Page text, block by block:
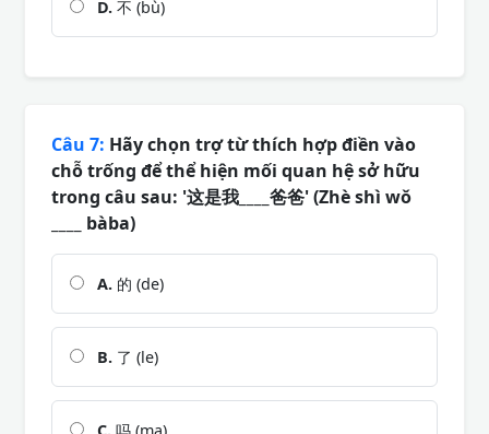
D. 不 (bù)
Câu 7: Hãy chọn trợ từ thích hợp điền vào
chỗ trống để thể hiện mối quan hệ sở hữu
trong câu sau: '这是我____爸爸' (Zhè shì wǒ
____ bàba)
A. 的 (de)
B. 了 (le)
C. 吗 (ma)